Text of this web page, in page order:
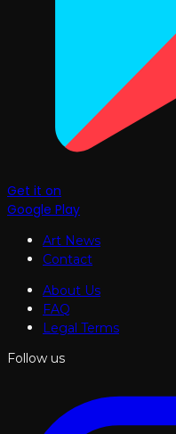
Get it on
Google Play
Art News
Contact
About Us
FAQ
Legal Terms
Follow us